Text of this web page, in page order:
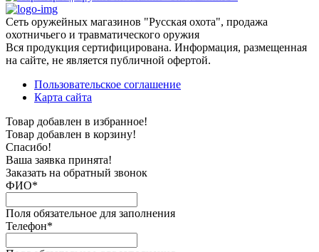
Сеть оружейных магазинов "Русская охота", продажа
охотничьего и травматического оружия
Вся продукция сертифицирована. Информация, размещенная
на сайте, не является публичной офертой.
Пользовательское соглашение
Карта сайта
Товар добавлен в избранное!
Товар добавлен в корзину!
Спасибо!
Ваша заявка принята!
Заказать на обратный звонок
ФИО*
Поля обязательное для заполнения
Телефон*